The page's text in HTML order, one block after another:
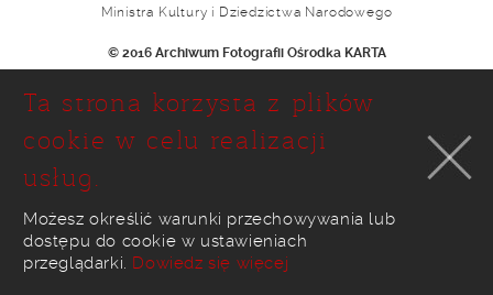
Ministra Kultury i Dziedzictwa Narodowego
© 2016 Archiwum Fotografii Ośrodka KARTA
Ul. Narbutta 29
02-536 Warszawa
tel.: (+48 22) 646 36 90
e-mail: foto@karta.org.pl
realizacja:Ideo
Ta strona korzysta z plików
cookie w celu realizacji
usług.
Możesz określić warunki przechowywania lub
dostępu do cookie w ustawieniach
przeglądarki. Dowiedz się więcej